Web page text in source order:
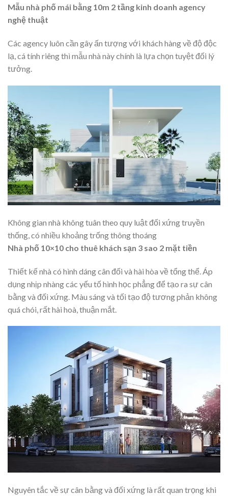
Mẫu nhà phố mái bằng 10m 2 tầng kinh doanh agency
nghệ thuật
Các agency luôn cần gây ấn tượng với khách hàng về độ độc
lạ, cá tính riêng thì mẫu nhà này chính là lựa chọn tuyệt đối lý
tưởng.
Không gian nhà không tuân theo quy luật đối xứng truyền
thống, có nhiều khoảng trống thông thoáng
Nhà phố 10×10 cho thuê khách sạn 3 sao 2 mặt tiền
Thiết kế nhà có hình dáng cân đối và hài hòa về tổng thể. Áp
dụng nhịp nhàng các yếu tố hình học phẳng để tạo ra sự cân
bằng và đối xứng. Màu sáng và tối tạo độ tương phản không
quá chói, rất hài hoà, thuận mắt.
Nguyên tắc về sự cân bằng và đối xứng là rất quan trọng khi